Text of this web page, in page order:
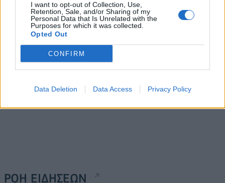
I want to opt-out of Collection, Use,
Retention, Sale, and/or Sharing of my
Personal Data that Is Unrelated with the
Purposes for which it was collected.
Opted Out
CONFIRM
Data Deletion Data Access Privacy Policy
το πράσινο κτίριο του ΤΕΕ
στο Μαρούσι
14/05/2024 - 19:28
15/05/2024 - 10:01
ΡΟΗ ΕΙΔΗΣΕΩΝ